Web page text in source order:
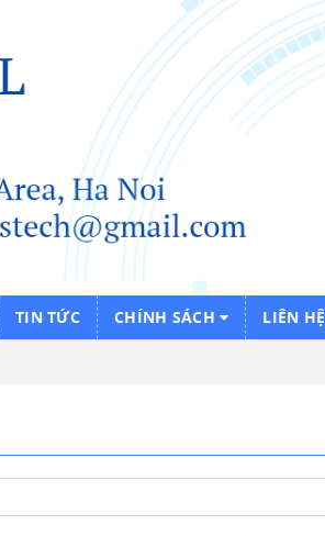
TIN TỨC CHÍNH SÁCH LIÊN HỆ